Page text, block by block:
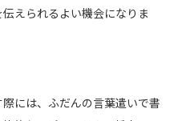
えられるよい機会になりま
には、ふだんの言葉遣いで書